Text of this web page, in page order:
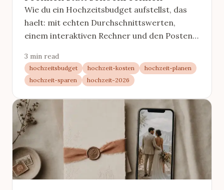
Wie du ein Hochzeitsbudget aufstellst, das
haelt: mit echten Durchschnittswerten,
einem interaktiven Rechner und den Posten,
3 min read
hochzeitsbudget hochzeit-kosten
hochzeit-planen
hochzeit-sparen
hochzeit-2026